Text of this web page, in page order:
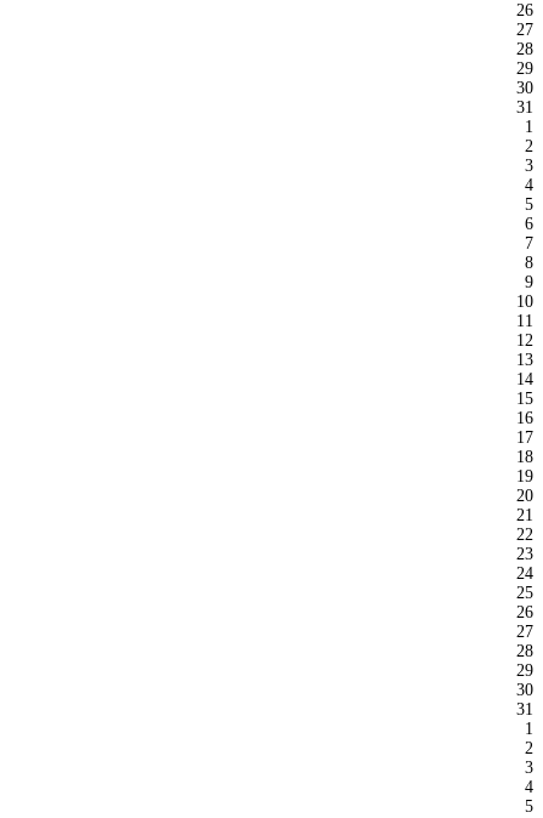
26
27
28
29
30
31
1
2
3
4
5
6
7
8
9
10
11
12
13
14
15
16
17
18
19
20
21
22
23
24
25
26
27
28
29
30
31
1
2
3
4
5